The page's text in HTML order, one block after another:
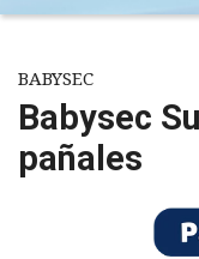
BABYSEC
Babysec
pañales